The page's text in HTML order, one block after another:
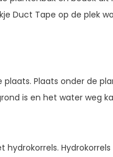
Duct Tape op de plek
Plaats onder de
is en het water weg